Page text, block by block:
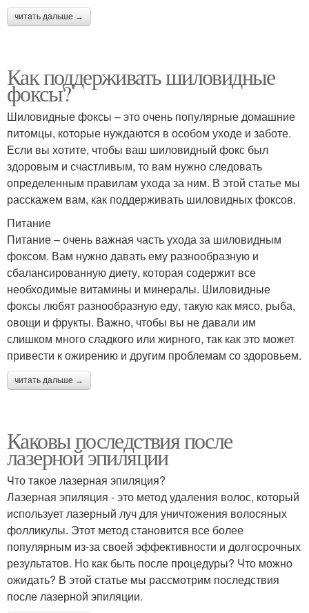
читать дальше →
Как поддерживать шиловидные
фоксы?
Шиловидные фоксы – это очень популярные домашние
питомцы, которые нуждаются в особом уходе и заботе.
Если вы хотите, чтобы ваш шиловидный фокс был
здоровым и счастливым, то вам нужно следовать
определенным правилам ухода за ним. В этой статье мы
расскажем вам, как поддерживать шиловидных фоксов.
Питание
Питание – очень важная часть ухода за шиловидным
фоксом. Вам нужно давать ему разнообразную и
сбалансированную диету, которая содержит все
необходимые витамины и минералы. Шиловидные
фоксы любят разнообразную еду, такую как мясо, рыба,
овощи и фрукты. Важно, чтобы вы не давали им
слишком много сладкого или жирного, так как это может
привести к ожирению и другим проблемам со здоровьем.
читать дальше →
Каковы последствия после
лазерной эпиляции
Что такое лазерная эпиляция?
Лазерная эпиляция - это метод удаления волос, который
использует лазерный луч для уничтожения волосяных
фолликулы. Этот метод становится все более
популярным из-за своей эффективности и долгосрочных
результатов. Но как быть после процедуры? Что можно
ожидать? В этой статье мы рассмотрим последствия
после лазерной эпиляции.